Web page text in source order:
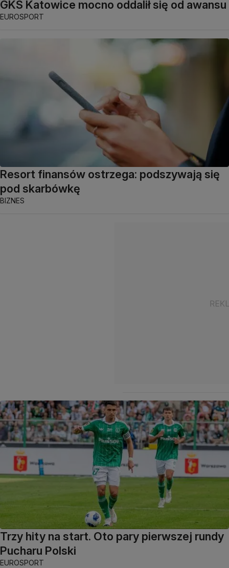
GKS Katowice mocno oddalił się od awansu
EUROSPORT
Resort finansów ostrzega: podszywają się
pod skarbówkę
BIZNES
Trzy hity na start. Oto pary pierwszej rundy
Pucharu Polski
EUROSPORT